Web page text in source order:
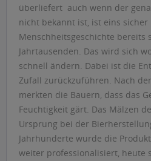
überliefert  auch wenn der
nicht bekannt ist, ist eins sicher
Menschheitsgeschichte bereits
Jahrtausenden. Das wird sich
schnell ändern. Dabei ist die
Zufall zurückzuführen. Nach
merkten die Bauern, dass das
Feuchtigkeit gärt. Das Mälzen
Ursprung bei der
Jahrhunderte wurde die
weiter professionalisiert, heute